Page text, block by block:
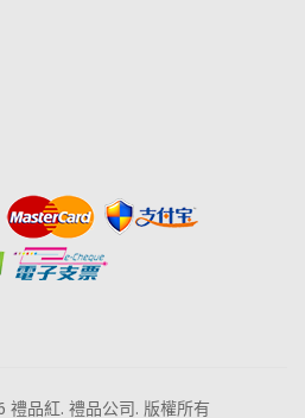
品紅. 禮品公司. 版權所有